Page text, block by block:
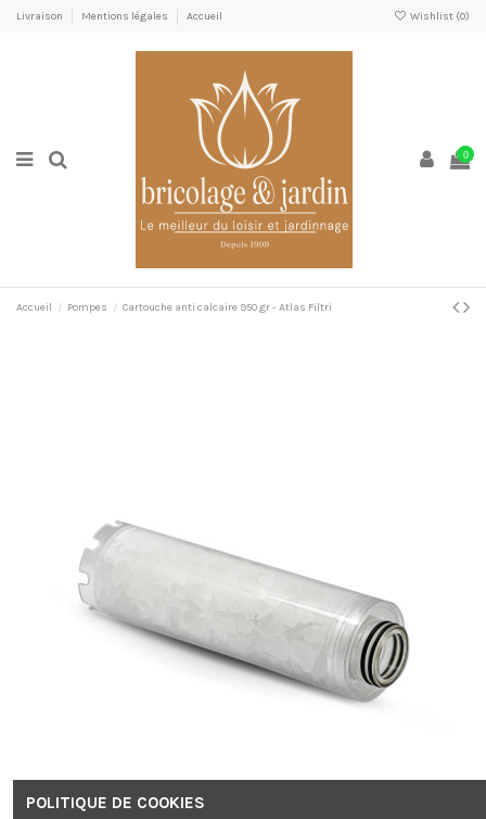
Livraison Mentions légales Accueil Wishlist (0)
0
Accueil Pompes Cartouche anti calcaire 950 gr - Atlas Filtri
POLITIQUE DE COOKIES